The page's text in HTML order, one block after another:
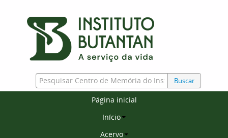
Buscar
Página inicial
Início
Acervo